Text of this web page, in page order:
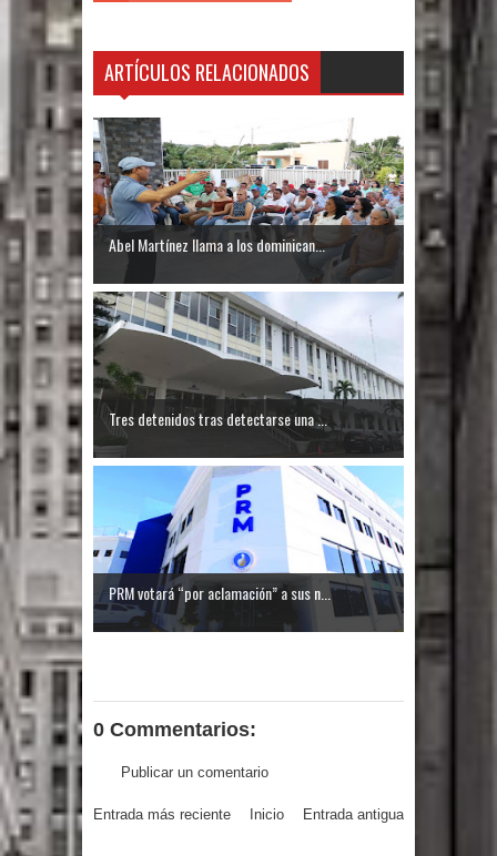
domingo una dirección de hombres
ARTÍCULOS RELACIONADOS
Abel Martínez llama a los dominican...
Tres detenidos tras detectarse una ...
PRM votará “por aclamación” a sus n...
0 Commentarios:
Publicar un comentario
Entrada más reciente Entrada antigua
Inicio